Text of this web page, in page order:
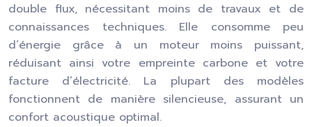
double flux, nécessitant moins de travaux et de
connaissances techniques. Elle consomme peu
d’énergie grâce à un moteur moins puissant,
réduisant ainsi votre empreinte carbone et votre
facture d’électricité. La plupart des modèles
fonctionnent de manière silencieuse, assurant un
confort acoustique optimal.